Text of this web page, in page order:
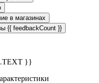
в магазинах
{{ feedbackCount }}
}}